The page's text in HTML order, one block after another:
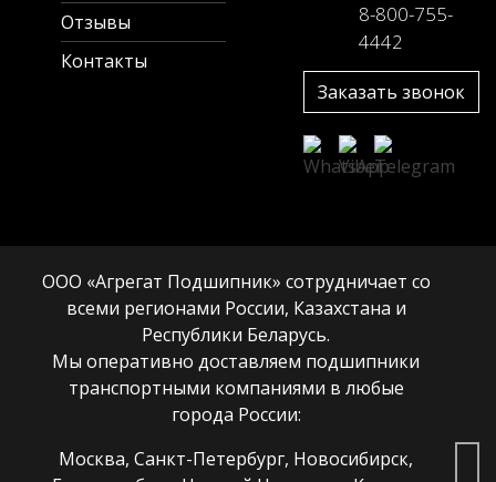
Отзывы
Контакты
8-800-755-
4442
Заказать звонок
ООО «Агрегат Подшипник» сотрудничает со
всеми регионами России, Казахстана и
Республики Беларусь.
Мы оперативно доставляем подшипники
транспортными компаниями в любые
города России:
Москва, Санкт-Петербург, Новосибирск,